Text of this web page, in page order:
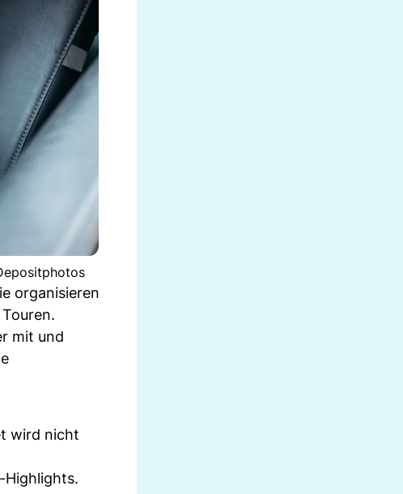
organisieren
mit und
wird nicht
Highlights.